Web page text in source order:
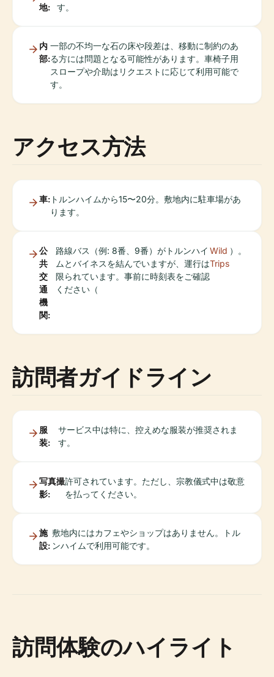
地:
す。
内
部:
一部の不均一な石の床や段差は、移動に制約のあ
る方には問題となる可能性があります。車椅子用
スロープや介助はリクエストに応じて利用可能で
す。
アクセス方法
車: トルンハイムから15〜20分。敷地内に駐車場があ
ります。
公
共
交
通
機
関:
路線バス（例: 8番、9番）がトルンハイ
ムとバイネスを結んでいますが、運行は
限られています。事前に時刻表をご確認
ください（
Wild
Trips
）。
訪問者ガイドライン
服
装:
サービス中は特に、控えめな服装が推奨されま
す。
写真撮
影:
許可されています。ただし、宗教儀式中は敬意
を払ってください。
施
設:
敷地内にはカフェやショップはありません。トル
ンハイムで利用可能です。
訪問体験のハイライト